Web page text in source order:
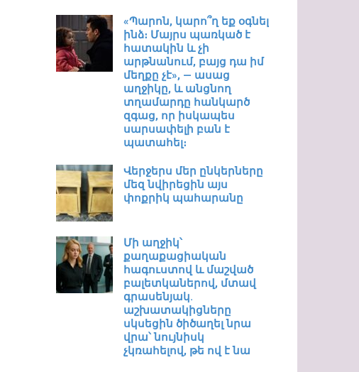
«Պարոն, կարո՞ղ եք օգնել
ինձ։ Մայրս պառկած է
հատակին և չի
արթնանում, բայց դա իմ
մեղքը չէ», — ասաց
աղջիկը, և անցնող
տղամարդը հանկարծ
զգաց, որ իսկապես
սարսափելի բան է
պատահել։
Վերջերս մեր ընկերները
մեզ նվիրեցին այս
փոքրիկ պահարանը
Մի աղջիկ՝
քաղաքացիական
հագուստով և մաշված
բալետկաներով, մտավ
գրասենյակ.
աշխատակիցները
սկսեցին ծիծաղել նրա
վրա՝ նույնիսկ
չկռահելով, թե ով է նա